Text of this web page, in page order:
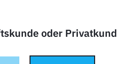
Darüber hinaus sorgt das
gesamte Bauvolumen,
oder